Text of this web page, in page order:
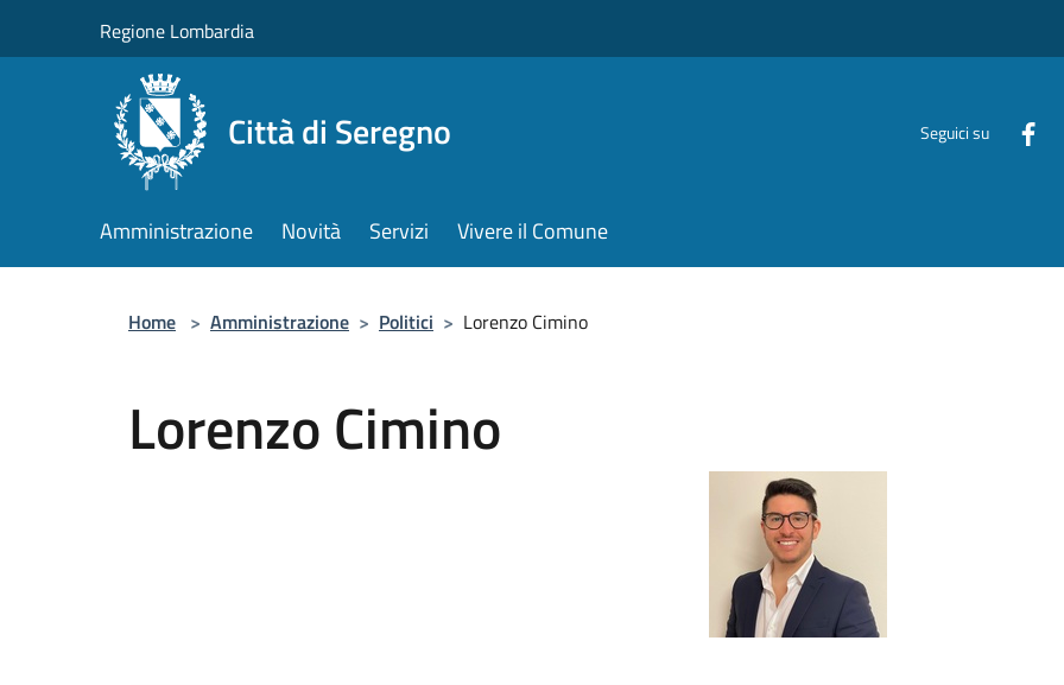
Regione Lombardia
Città di Seregno Seguici su
Amministrazione Novità Servizi Vivere il Comune
Home > Amministrazione > Politici > Lorenzo Cimino
Lorenzo Cimino